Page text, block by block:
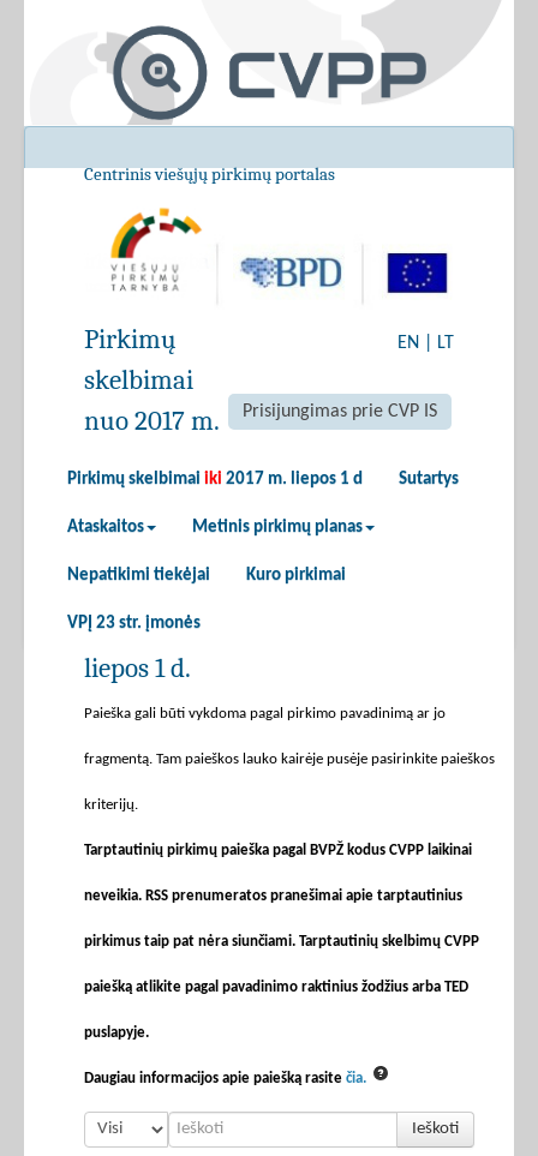
Centrinis viešųjų pirkimų portalas
EN LT
Prisijungimas prie CVP IS
Pirkimų skelbimai iki 2017 m. liepos 1 d Sutartys
Ataskaitos Metinis pirkimų planas
Nepatikimi tiekėjai Kuro pirkimai
VPĮ 23 str. įmonės
Pirkimų
skelbimai
nuo 2017 m.
liepos 1 d.
Paieška gali būti vykdoma pagal pirkimo pavadinimą ar jo
fragmentą. Tam paieškos lauko kairėje pusėje pasirinkite paieškos
kriterijų.
Tarptautinių pirkimų paieška pagal BVPŽ kodus CVPP laikinai
neveikia. RSS prenumeratos pranešimai apie tarptautinius
pirkimus taip pat nėra siunčiami. Tarptautinių skelbimų CVPP
paiešką atlikite pagal pavadinimo raktinius žodžius arba TED
puslapyje.
Daugiau informacijos apie paiešką rasite čia.
Ieškoti